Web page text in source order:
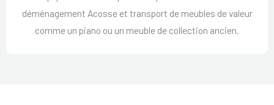
déménagement Acosse et transport de meubles de valeur
comme un piano ou un meuble de collection ancien.